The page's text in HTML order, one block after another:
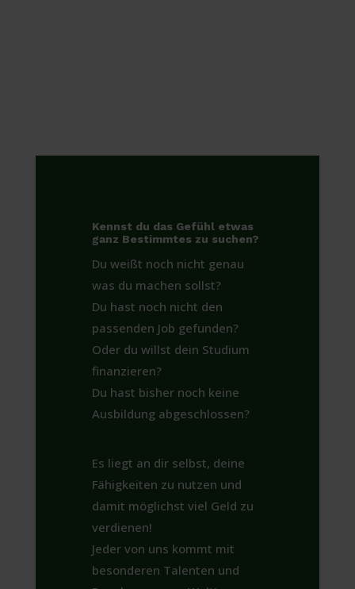
Kennst du das Gefühl etwas
ganz Bestimmtes zu suchen?
Du weißt noch nicht genau
was du machen sollst?
Du hast noch nicht den
passenden Job gefunden?
Oder du willst dein Studium
finanzieren?
Du hast bisher noch keine
Ausbildung abgeschlossen?
Es liegt an dir selbst, deine
Fähigkeiten zu nutzen und
damit möglichst viel Geld zu
verdienen!
Jeder von uns kommt mit
besonderen Talenten und